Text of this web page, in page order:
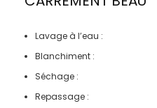
Lavage à l’eau :
Blanchiment :
Séchage :
Repassage :